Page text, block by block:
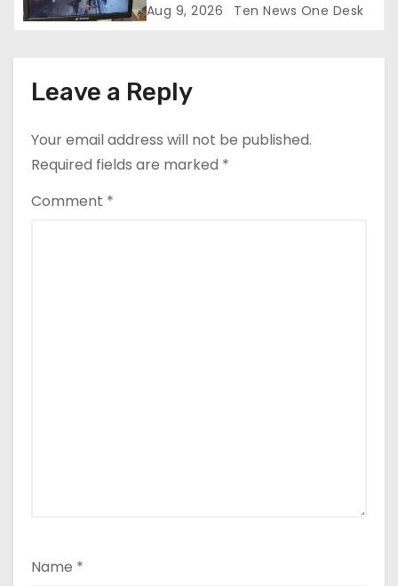
Aug 9, 2026 Ten News One Desk
Leave a Reply
Your email address will not be published.
Required fields are marked *
Comment *
Name *